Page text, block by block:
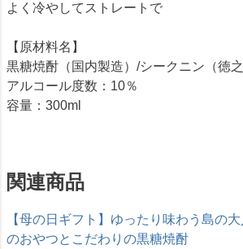
よく冷やしてストレートで
【原材料名】
黒糖焼酎（国内製造）/シークニン（徳
アルコール度数：10％
容量：300ml
関連商品
【母の日ギフト】ゆったり味わう島の
のおやつとこだわりの黒糖焼酎